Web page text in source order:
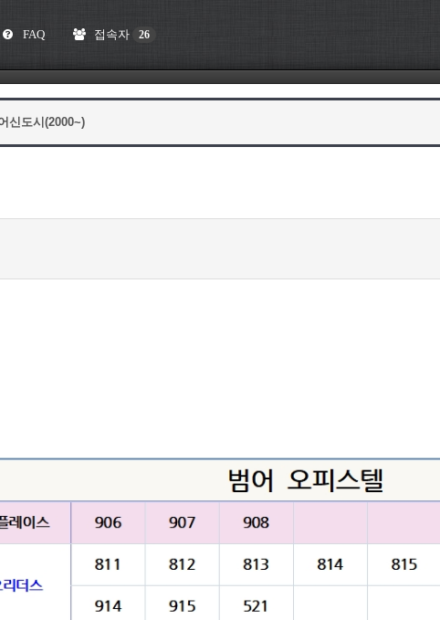
FAQ 접속자 26
신도시(2000~)